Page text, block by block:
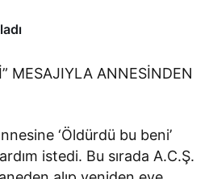
MESAJIYLA ANNESİNDEN
‘Öldürdü bu beni’
istedi. Bu sırada A.C.Ş.